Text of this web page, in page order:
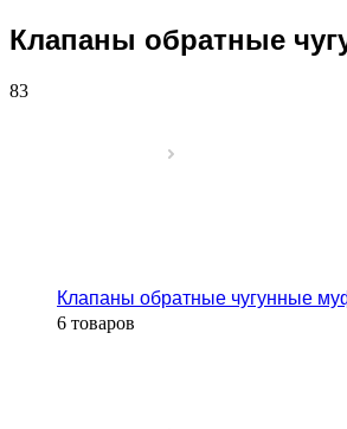
Клапаны обратные
83
Клапаны обратные чугунные
6 товаров